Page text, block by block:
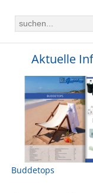
Aktuelle
Buddetops